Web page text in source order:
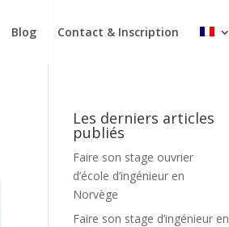
Blog Contact & Inscription
Les derniers articles
publiés
Faire son stage ouvrier
d’école d’ingénieur en
Norvège
Faire son stage d’ingénieur en